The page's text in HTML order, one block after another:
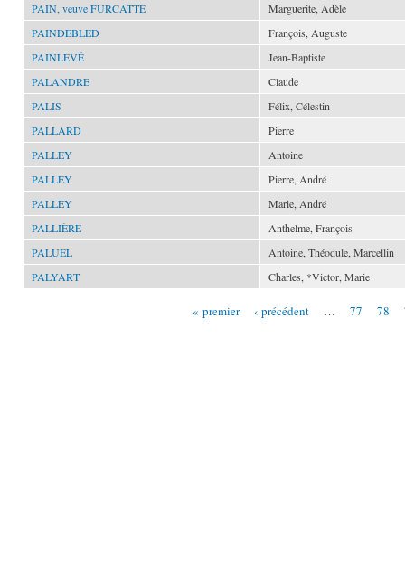
PAIN, veuve FURCATTE
Marguerite, Adèle
PAINDEBLED
François, Auguste
PAINLEVÉ
Jean-Baptiste
PALANDRE
Claude
PALIS
Félix, Célestin
PALLARD
Pierre
PALLEY
Antoine
PALLEY
Pierre, André
PALLEY
Marie, André
PALLIÈRE
Anthelme, François
PALUEL
Antoine, Théodule, Marcellin
PALYART
Charles, *Victor, Marie
« premier ‹ précédent … 77 78